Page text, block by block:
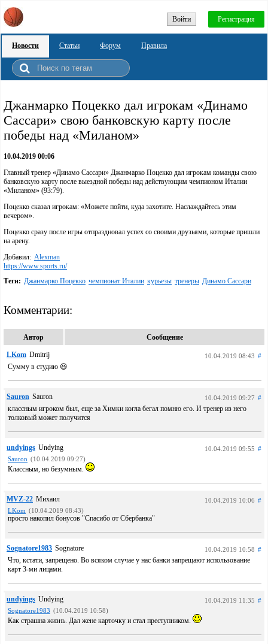
Войти Регистрация
Новости Статьи Форум Правила
Джанмарко Поцекко дал игрокам «Динамо
Сассари» свою банковскую карту после
победы над «Миланом»
10.04.2019 00:06
Главный тренер «Динамо Сассари» Джанмарко Поцекко дал игрокам команды свою
банковскую карту после выездной победы над действующим чемпионом Италии
«Миланом» (93:79).
Поцекко сказал игрокам: «Можете пойти, куда захотите. Наслаждайтесь этим
вечером».
Поцекко сразу после игры отпраздновал успех со своими друзьями, которые пришли
на арену.
Добавил: Alexman
https://www.sports.ru/
Теги: Джанмарко Поцекко чемпионат Италии курьезы тренеры Динамо Сассари
Комментарии:
Автор Сообщение
LKom Dmitrij 10.04.2019 08:43 #
Сумму в студию 😆
Sauron Sauron 10.04.2019 09:27 #
классным игроком был, еще за Химки когла бегал помню его. И тренер из него
толковый может получится
undyings Undying 10.04.2019 09:55 #
Sauron (10.04.2019 09:27)
Классным, но безумным.
MVZ-22 Михаил 10.04.2019 10:06 #
LKom (10.04.2019 08:43)
просто накопил бонусов "Спасибо от Сбербанка"
Sognatore1983 Sognatore 10.04.2019 10:58 #
Что, кстати, запрещено. Во всяком случае у нас банки запрещают использование
карт 3-ми лицами.
undyings Undying 10.04.2019 11:35 #
Sognatore1983 (10.04.2019 10:58)
Как страшна жизнь. Дал жене карточку и стал преступником.